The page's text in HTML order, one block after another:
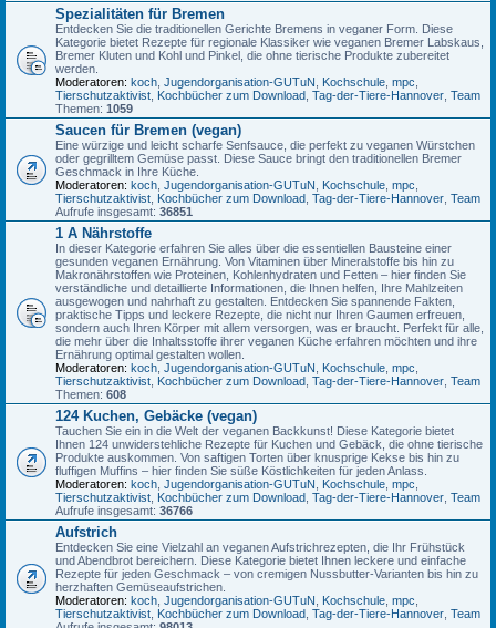
Spezialitäten für Bremen
Entdecken Sie die traditionellen Gerichte Bremens in veganer Form. Diese
Kategorie bietet Rezepte für regionale Klassiker wie veganen Bremer Labskaus,
Bremer Kluten und Kohl und Pinkel, die ohne tierische Produkte zubereitet
werden.
Moderatoren: koch Jugendorganisation-GUTuN Kochschule mpc
Tierschutzaktivist Kochbücher zum Download Tag-der-Tiere-Hannover Team
Themen: 1059
Saucen für Bremen (vegan)
Eine würzige und leicht scharfe Senfsauce, die perfekt zu veganen Würstchen
oder gegrilltem Gemüse passt. Diese Sauce bringt den traditionellen Bremer
Geschmack in Ihre Küche.
Moderatoren: koch Jugendorganisation-GUTuN Kochschule mpc
Tierschutzaktivist Kochbücher zum Download Tag-der-Tiere-Hannover Team
Aufrufe insgesamt: 36851
1 A Nährstoffe
In dieser Kategorie erfahren Sie alles über die essentiellen Bausteine einer
gesunden veganen Ernährung. Von Vitaminen über Mineralstoffe bis hin zu
Makronährstoffen wie Proteinen, Kohlenhydraten und Fetten – hier finden Sie
verständliche und detaillierte Informationen, die Ihnen helfen, Ihre Mahlzeiten
ausgewogen und nahrhaft zu gestalten. Entdecken Sie spannende Fakten,
praktische Tipps und leckere Rezepte, die nicht nur Ihren Gaumen erfreuen,
sondern auch Ihren Körper mit allem versorgen, was er braucht. Perfekt für alle,
die mehr über die Inhaltsstoffe ihrer veganen Küche erfahren möchten und ihre
Ernährung optimal gestalten wollen.
Moderatoren: koch Jugendorganisation-GUTuN Kochschule mpc
Tierschutzaktivist Kochbücher zum Download Tag-der-Tiere-Hannover Team
Themen: 608
124 Kuchen, Gebäcke (vegan)
Tauchen Sie ein in die Welt der veganen Backkunst! Diese Kategorie bietet
Ihnen 124 unwiderstehliche Rezepte für Kuchen und Gebäck, die ohne tierische
Produkte auskommen. Von saftigen Torten über knusprige Kekse bis hin zu
fluffigen Muffins – hier finden Sie süße Köstlichkeiten für jeden Anlass.
Moderatoren: koch Jugendorganisation-GUTuN Kochschule mpc
Tierschutzaktivist Kochbücher zum Download Tag-der-Tiere-Hannover Team
Aufrufe insgesamt: 36766
Aufstrich
Entdecken Sie eine Vielzahl an veganen Aufstrichrezepten, die Ihr Frühstück
und Abendbrot bereichern. Diese Kategorie bietet Ihnen leckere und einfache
Rezepte für jeden Geschmack – von cremigen Nussbutter-Varianten bis hin zu
herzhaften Gemüseaufstrichen.
Moderatoren: koch Jugendorganisation-GUTuN Kochschule mpc
Tierschutzaktivist Kochbücher zum Download Tag-der-Tiere-Hannover Team